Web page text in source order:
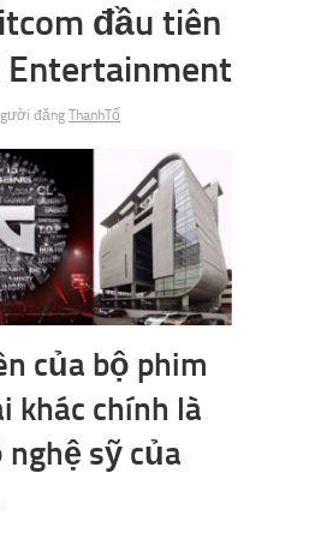
đầu tiên
Entertainment
đăng ThanhTố
của bộ phim
khác chính là
nghệ sỹ của